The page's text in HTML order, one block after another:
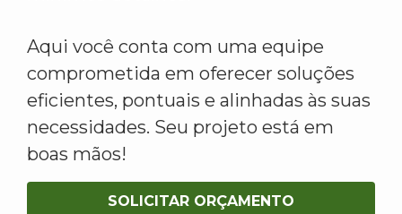
Aqui você conta com uma equipe
comprometida em oferecer soluções
eficientes, pontuais e alinhadas às suas
necessidades. Seu projeto está em
boas mãos!
SOLICITAR ORÇAMENTO